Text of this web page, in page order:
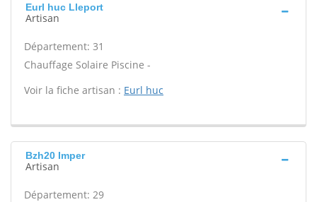
Eurl huc Lleport
Artisan
Département: 31
Chauffage Solaire Piscine -
Voir la fiche artisan : Eurl huc
Bzh20 Imper
Artisan
Département: 29